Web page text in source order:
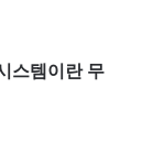
스템이란 무